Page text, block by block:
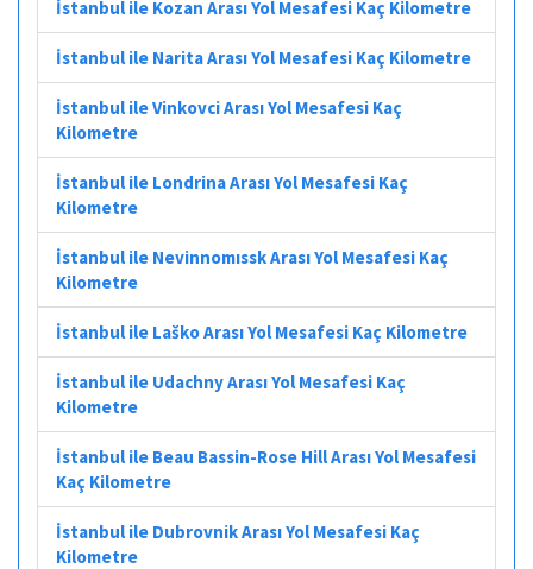
İstanbul ile Kozan Arası Yol Mesafesi Kaç Kilometre
İstanbul ile Narita Arası Yol Mesafesi Kaç Kilometre
İstanbul ile Vinkovci Arası Yol Mesafesi Kaç
Kilometre
İstanbul ile Londrina Arası Yol Mesafesi Kaç
Kilometre
İstanbul ile Nevinnomıssk Arası Yol Mesafesi Kaç
Kilometre
İstanbul ile Laško Arası Yol Mesafesi Kaç Kilometre
İstanbul ile Udachny Arası Yol Mesafesi Kaç
Kilometre
İstanbul ile Beau Bassin-Rose Hill Arası Yol Mesafesi
Kaç Kilometre
İstanbul ile Dubrovnik Arası Yol Mesafesi Kaç
Kilometre